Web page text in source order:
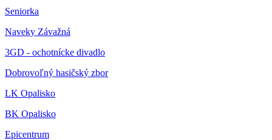
Seniorka
Naveky Závažná
3GD - ochotnícke divadlo
Dobrovoľný hasičský zbor
LK Opalisko
BK Opalisko
Epicentrum